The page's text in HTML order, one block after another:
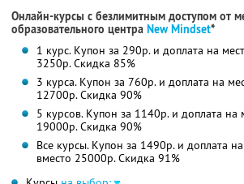
Онлайн-курсы с безлимитным доступом от
образовательного центра New Mindset*
1 курс. Купон за 290р. и доплата на
3250р. Скидка 85%
3 курса. Купон за 760р. и доплата на
12700р. Скидка 90%
5 курсов. Купон за 1140р. и доплата на
19000р. Скидка 90%
Все курсы. Купон за 1490р. и доплата
вместо 25000р. Скидка 91%